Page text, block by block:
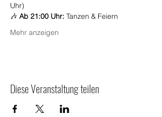
Uhr)
🎶 Ab 21:00 Uhr: Tanzen & Feiern
Mehr anzeigen
Diese Veranstaltung teilen